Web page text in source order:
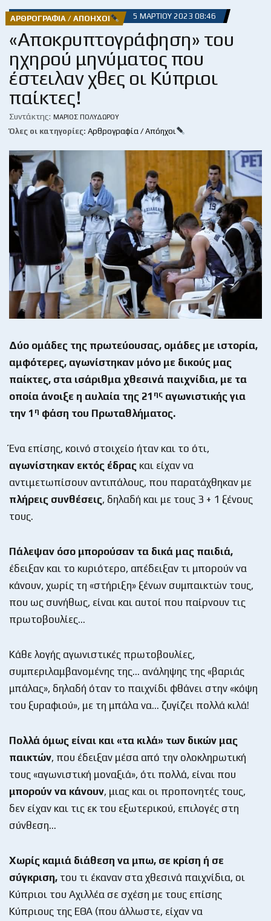
ΑΡΘΡΟΓΡΑΦΊΑ / ΑΠΌΗΧΟΙ 5 ΜΑΡΤΊΟΥ 2023 08:46
«Αποκρυπτογράφηση» του
ηχηρού μηνύματος που
έστειλαν χθες οι Κύπριοι
παίκτες!
Συντάκτης: ΜΆΡΙΟΣ ΠΟΛΥΔΏΡΟΥ
Όλες οι κατηγορίες: Αρθρογραφία / Απόηχοι
Δύο ομάδες της πρωτεύουσας, ομάδες με ιστορία,
αμφότερες, αγωνίστηκαν μόνο με δικούς μας
παίκτες, στα ισάριθμα χθεσινά παιχνίδια, με τα
οποία άνοιξε η αυλαία της 21 ης αγωνιστικής για
την 1 η φάση του Πρωταθλήματος.
Ένα επίσης, κοινό στοιχείο ήταν και το ότι,
αγωνίστηκαν εκτός έδρας και είχαν να
αντιμετωπίσουν αντιπάλους, που παρατάχθηκαν με
πλήρεις συνθέσεις, δηλαδή και με τους 3 + 1 ξένους
τους.
Πάλεψαν όσο μπορούσαν τα δικά μας παιδιά,
έδειξαν και το κυριότερο, απέδειξαν τι μπορούν να
κάνουν, χωρίς τη «στήριξη» ξένων συμπαικτών τους,
που ως συνήθως, είναι και αυτοί που παίρνουν τις
πρωτοβουλίες…
Κάθε λογής αγωνιστικές πρωτοβουλίες,
συμπεριλαμβανομένης της… ανάληψης της «βαριάς
μπάλας», δηλαδή όταν το παιχνίδι φθάνει στην «κόψη
του ξυραφιού», με τη μπάλα να… ζυγίζει πολλά κιλά!
Πολλά όμως είναι και «τα κιλά» των δικών μας
παικτών, που έδειξαν μέσα από την ολοκληρωτική
τους «αγωνιστική μοναξιά», ότι πολλά, είναι που
μπορούν να κάνουν, μιας και οι προπονητές τους,
δεν είχαν και τις εκ του εξωτερικού, επιλογές στη
σύνθεση…
Χωρίς καμιά διάθεση να μπω, σε κρίση ή σε
σύγκριση, του τι έκαναν στα χθεσινά παιχνίδια, οι
Κύπριοι του Αχιλλέα σε σχέση με τους επίσης
Κύπριους της ΕΘΑ (που άλλωστε, είχαν να